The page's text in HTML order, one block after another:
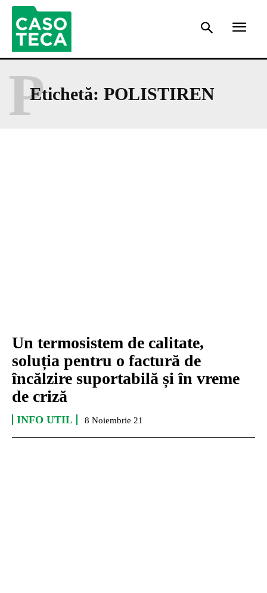
Etichetă: POLISTIREN
P
Un termosistem de calitate,
soluția pentru o factură de
încălzire suportabilă și în vreme
de criză
INFO UTIL 8 Noiembrie 21